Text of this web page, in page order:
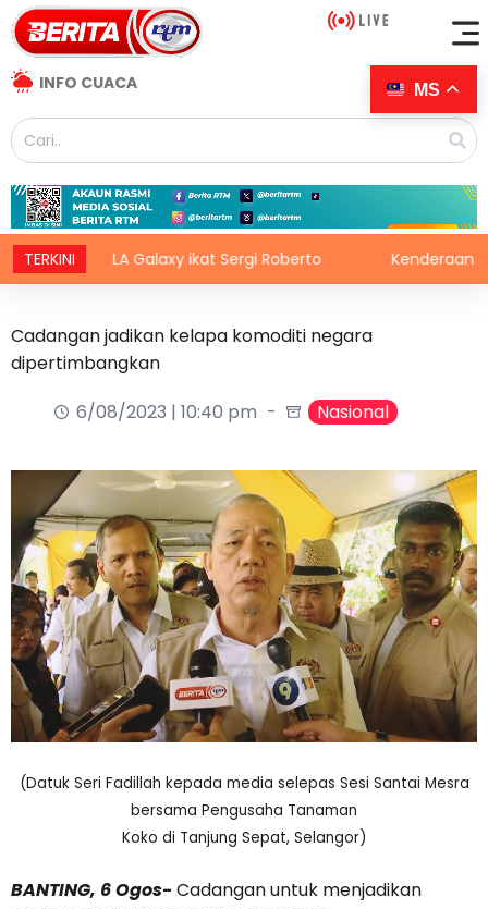
INFO CUACA
TERKINI
LA Galaxy ikat Sergi Roberto Kenderaan dipandu
Cadangan jadikan kelapa komoditi negara
dipertimbangkan
6/08/2023 | 10:40 pm
Nasional
(Datuk Seri Fadillah kepada media selepas Sesi Santai Mesra
bersama Pengusaha Tanaman
Koko di Tanjung Sepat, Selangor)
BANTING, 6 Ogos-Cadangan untuk menjadikan
MS